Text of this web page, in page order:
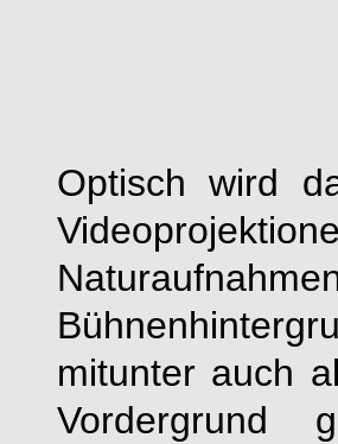
Optisch wird
mitunter auch
Vordergrund